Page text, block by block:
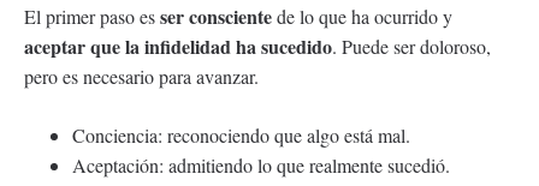
El primer paso esser conscientede lo que ha ocurrido y
aceptar que la infidelidad ha sucedido. Puede ser doloroso,
pero es necesario para avanzar.
Conciencia: reconociendo que algo está mal.
Aceptación: admitiendo lo que realmente sucedió.